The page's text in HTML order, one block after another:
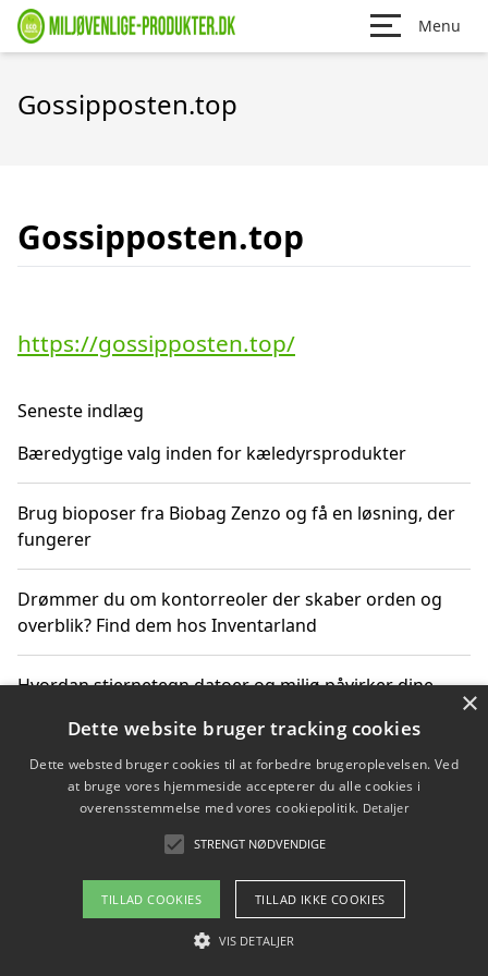
Menu
Gossipposten.top
Gossipposten.top
https://gossipposten.top/
Seneste indlæg
Bæredygtige valg inden for kæledyrsprodukter
Brug bioposer fra Biobag Zenzo og få en løsning, der
fungerer
Drømmer du om kontorreoler der skaber orden og
overblik? Find dem hos Inventarland
Hvordan stjernetegn datoer og miljø påvirker dine
Bæredygtige gadgets til en grønnere hverdag
Om / kontakt
Blog Betingelser
×
Dette website bruger tracking cookies
Dette websted bruger cookies til at forbedre brugeroplevelsen. Ved
at bruge vores hjemmeside accepterer du alle cookies i
overensstemmelse med vores cookiepolitik. Detaljer
STRENGT NØDVENDIGE
TILLAD COOKIES TILLAD IKKE COOKIES
VIS DETALJER